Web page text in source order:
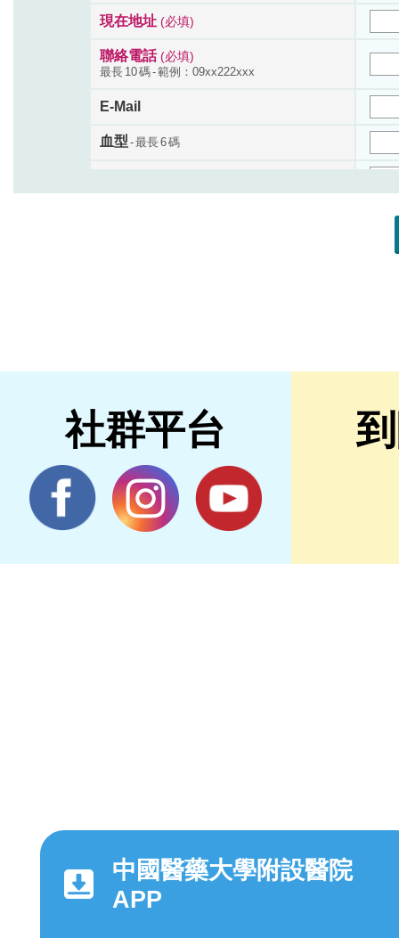
社群平台
中國醫藥大學附設醫院
APP